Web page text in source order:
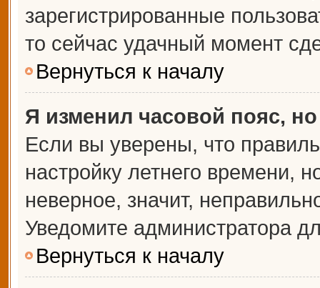
зарегистрированные
то сейчас удачный момент
Вернуться к началу
Я изменил часовой пояс,
Если вы уверены, что
настройку летнего времени,
неверное, значит,
Уведомите администратора
Вернуться к началу